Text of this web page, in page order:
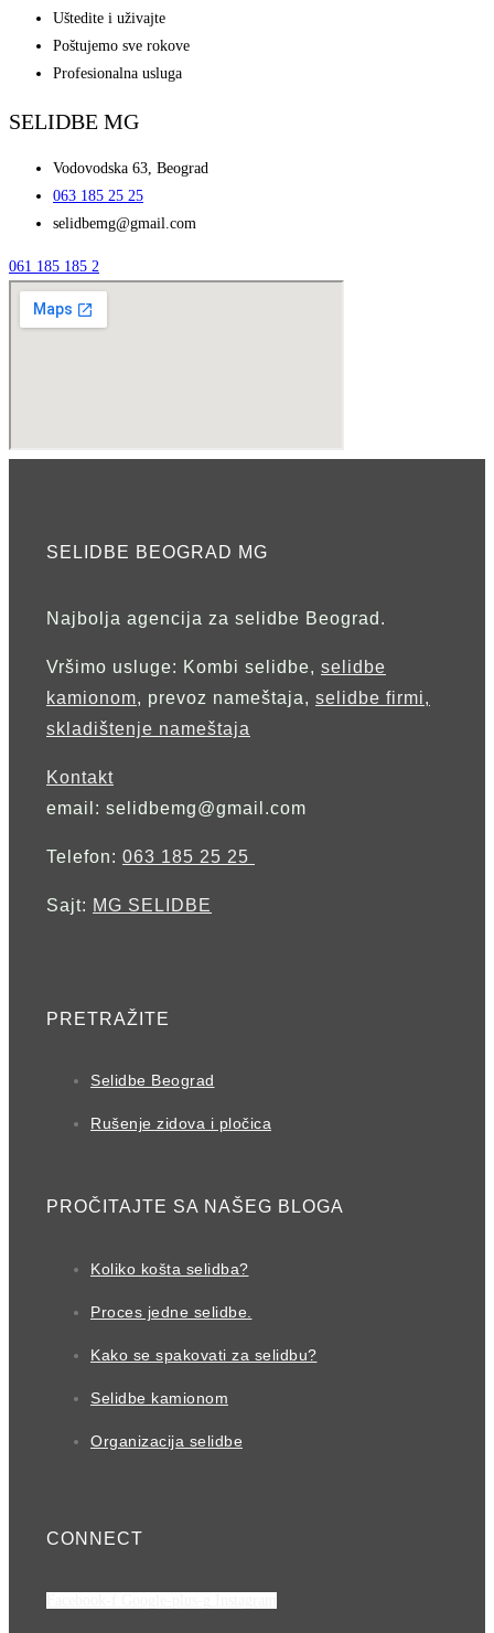
Uštedite i uživajte
Poštujemo sve rokove
Profesionalna usluga
SELIDBE MG
Vodovodska 63, Beograd
063 185 25 25
selidbemg@gmail.com
061 185 185 2
SELIDBE BEOGRAD MG
Najbolja agencija za selidbe Beograd.
Vršimo usluge: Kombi selidbe, selidbe
kamionom, prevoz nameštaja, selidbe firmi,
skladištenje nameštaja
Kontakt
email: selidbemg@gmail.com
Telefon: 063 185 25 25
Sajt: MG SELIDBE
PRETRAŽITE
Selidbe Beograd
Rušenje zidova i pločica
PROČITAJTE SA NAŠEG BLOGA
Koliko košta selidba?
Proces jedne selidbe.
Kako se spakovati za selidbu?
Selidbe kamionom
Organizacija selidbe
CONNECT